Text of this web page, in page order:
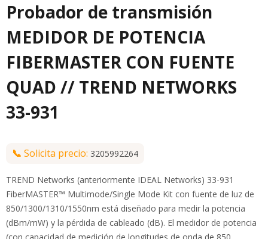
Probador de transmisión
MEDIDOR DE POTENCIA
FIBERMASTER CON FUENTE
QUAD // TREND NETWORKS
33-931
📞 Solicita precio: 3205992264
TREND Networks (anteriormente IDEAL Networks) 33-931
FiberMASTER™ Multimode/Single Mode Kit con fuente de luz de
850/1300/1310/1550nm está diseñado para medir la potencia
(dBm/mW) y la pérdida de cableado (dB). El medidor de potencia